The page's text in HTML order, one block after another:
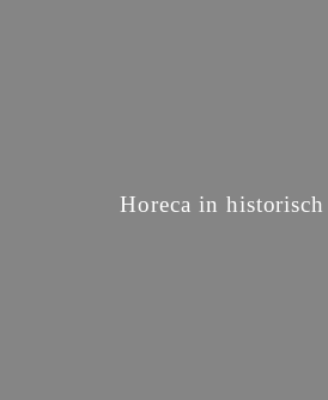
Horeca in historisch